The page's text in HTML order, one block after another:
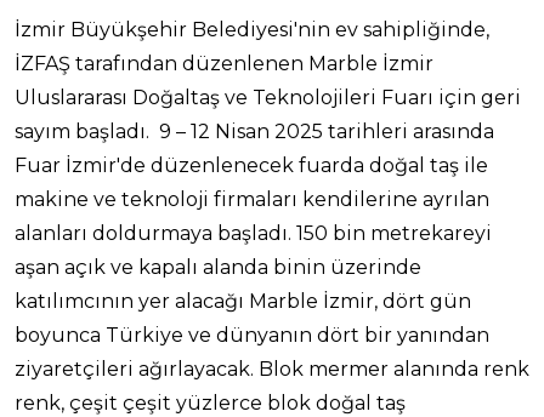
İzmir Büyükşehir Belediyesi'nin ev sahipliğinde,
İZFAŞ tarafından düzenlenen Marble İzmir
Uluslararası Doğaltaş ve Teknolojileri Fuarı için geri
sayım başladı. 9 – 12 Nisan 2025 tarihleri arasında
Fuar İzmir'de düzenlenecek fuarda doğal taş ile
makine ve teknoloji firmaları kendilerine ayrılan
alanları doldurmaya başladı. 150 bin metrekareyi
aşan açık ve kapalı alanda binin üzerinde
katılımcının yer alacağı Marble İzmir, dört gün
boyunca Türkiye ve dünyanın dört bir yanından
ziyaretçileri ağırlayacak. Blok mermer alanında renk
renk, çeşit çeşit yüzlerce blok doğal taş